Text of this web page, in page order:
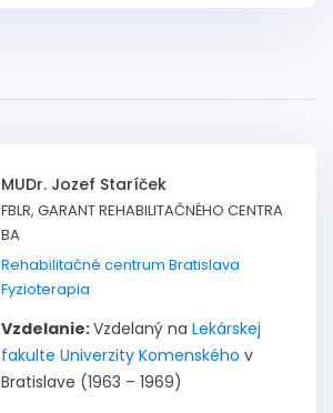
MUDr. Jozef Staríček
FBLR, GARANT REHABILITAČNÉHO CENTRA
BA
Rehabilitačné centrum Bratislava
Fyzioterapia
Vzdelanie:Vzdelaný na Lekárskej
fakulte Univerzity Komenského v
Bratislave (1963 – 1969)